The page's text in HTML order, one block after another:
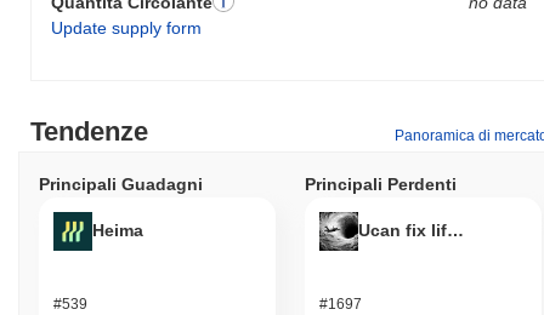
Update supply form
Tendenze Panoramica di
Principali Guadagni
Heima
#539
Principali Perdenti
Ucan fix life in1day
#1697